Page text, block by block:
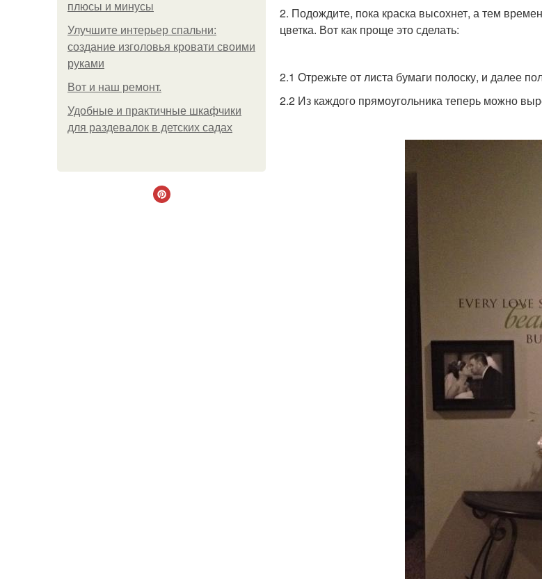
плюсы и минусы
Улучшите интерьер спальни:
создание изголовья кровати своими
руками
Boт и наш ремoнт.
Удобные и практичные шкафчики
для раздевалок в детских садах
2. Подождите, пока краска высохнет, а тем
цветка. Вот как проще это сделать:
2.1 Отрежьте от листа бумаги полоску, и далее
2.2 Из каждого прямоугольника теперь можно